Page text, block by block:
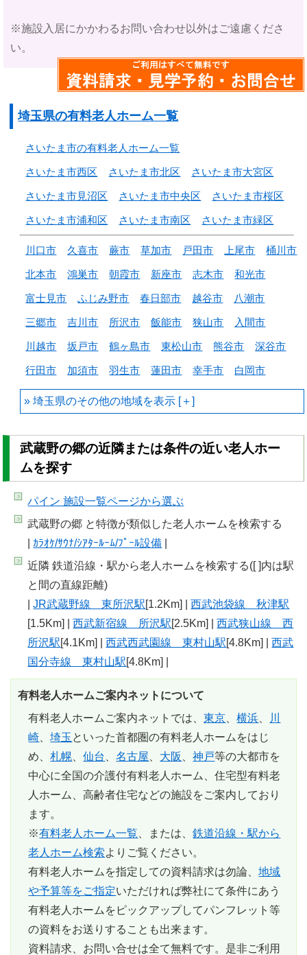
※施設入居にかかわるお問い合わせ以外はご遠慮くださ
い。
埼玉県の有料老人ホーム一覧
さいたま市の有料老人ホーム一覧
さいたま市西区 さいたま市北区 さいたま市大宮区
さいたま市見沼区 さいたま市中央区 さいたま市桜区
さいたま市浦和区 さいたま市南区 さいたま市緑区
川口市 久喜市 蕨市 草加市 戸田市 上尾市 桶川市
北本市 鴻巣市 朝霞市 新座市 志木市 和光市
富士見市 ふじみ野市 春日部市 越谷市 八潮市
三郷市 吉川市 所沢市 飯能市 狭山市 入間市
川越市 坂戸市 鶴ヶ島市 東松山市 熊谷市 深谷市
行田市 加須市 羽生市 蓮田市 幸手市 白岡市
埼玉県のその他の地域を
武蔵野の郷の近隣または条件の近い老人ホー
ムを探す
パイン 施設一覧ページから選ぶ
武蔵野の郷 と特徴が類似した老人ホームを検索する
ｶﾗｵｹ/ｻｳﾅ/ｼｱﾀｰﾙｰﾑ/ﾌﾟｰﾙ設備
近隣 鉄道沿線・駅から老人ホームを検索する([ ]内は駅
と間の直線距離)
|JR武蔵野線 東所沢駅[1.2Km] |西武池袋線 秋津駅
[1.5Km] |西武新宿線 所沢駅[2.5Km] |西武狭山線 西
所沢駅[4.1Km] |西武西武園線 東村山駅[4.8Km] |西武
国分寺線 東村山駅[4.8Km] |
有料老人ホームご案内ネットについて
有料老人ホームご案内ネットでは、東京 、横浜
川
崎 、埼玉 といった首都圏の有料老人ホームをはじ
め、札幌 、仙台 、名古屋 大阪 、神戸等の大都市を
中心に全国の介護付有料老人ホーム、住宅型有料老
人ホーム、高齢者住宅などの施設をご案内しており
ます。
※有料老人ホーム一覧 、または、鉄道沿線・駅から
老人ホーム検索よりご覧ください。
有料老人ホームを指定しての資料請求は勿論、地域
や予算等をご指定いただければ弊社にて条件にあう
有料老人ホームをピックアップしてパンフレット等
の資料をお送りすることも出来ます。
資料請求、お問い合せは全て無料です。是非ご利用